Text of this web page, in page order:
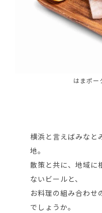
はまポー
横浜と言えばみなと
地。
散策と共に、地域に
ないビールと、
お料理の組み合わせ
でしょうか。